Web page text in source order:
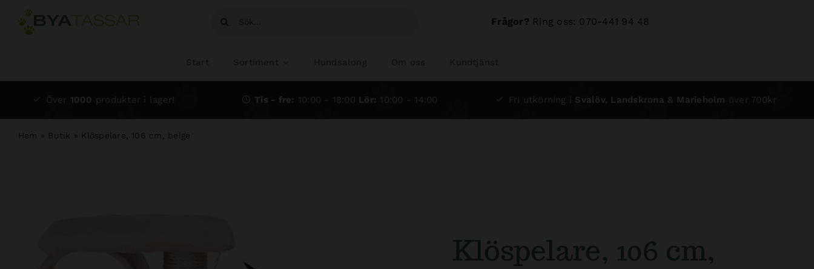
Fortsätt
Sök
Frågor? Ring oss: 070-441 94 48
Över 1000 produkter i lager! Tis - fre: 10:00 - 18:00 Lör: 10:00 - 14:00 Fri utkörning i Svalöv, Landskrona & Marieholm över 700kr
Hem » Butik » Klöspelare, 106 cm, beige
Klöspelare, 106 cm,